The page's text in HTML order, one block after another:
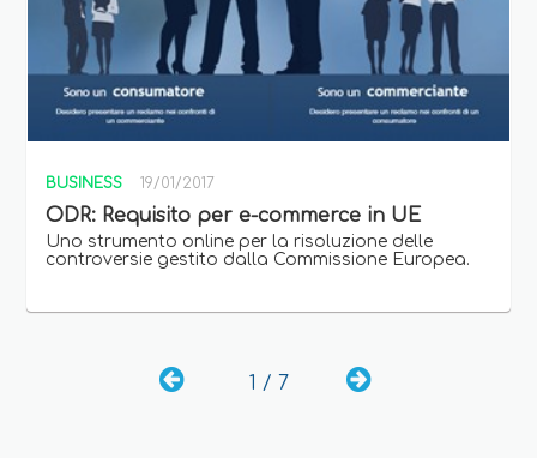
BUSINESS 19/01/2017
ODR: Requisito per e-commerce in UE
Uno strumento online per la risoluzione delle
controversie gestito dalla Commissione Europea.
1 / 7